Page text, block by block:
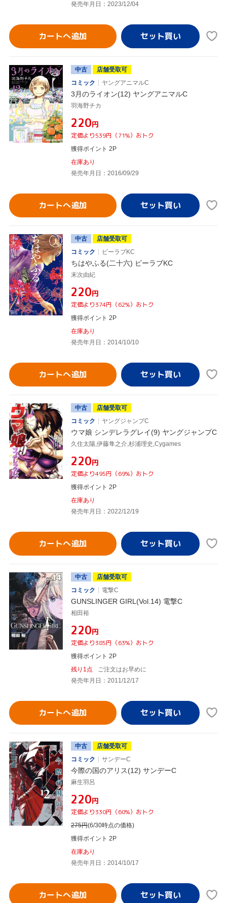
発売年月日：2023/12/04
カートへ追加
中古
店舗受取可
コミック
ヤングアニマルC
3月のライオン(12) ヤングアニマルC
羽海野チカ
¥220円
定価より539円（71%）おトク
獲得ポイント 2P
在庫あり
発売年月日：2016/09/29
カートへ追加
中古
店舗受取可
コミック
ビーラブKC
ちはやふる(二十六) ビーラブKC
末次由紀
¥220円
定価より374円（62%）おトク
獲得ポイント 2P
在庫あり
発売年月日：2014/10/10
カートへ追加
中古
店舗受取可
コミック
ヤングジャンプC
ウマ娘 シンデレラグレイ(9) ヤングジャンプC
久住太陽,伊藤隼之介,杉浦理史,Cygames
¥220円
定価より495円（69%）おトク
獲得ポイント 2P
在庫あり
発売年月日：2022/12/19
カートへ追加
中古
店舗受取可
コミック
電撃C
GUNSLINGER GIRL(Vol.14) 電撃C
相田裕
¥220円
定価より385円（63%）おトク
獲得ポイント 2P
残り1点
ご注文はお早めに
発売年月日：2011/12/17
カートへ追加
中古
店舗受取可
コミック
サンデーC
今際の国のアリス(12) サンデーC
麻生羽呂
¥220円
定価より330円（60%）おトク
275円(6/30時点の価格)
獲得ポイント 2P
在庫あり
発売年月日：2014/10/17
カートへ追加